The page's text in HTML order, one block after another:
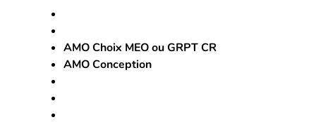
AMO Choix MEO ou GRPT CR
AMO Conception